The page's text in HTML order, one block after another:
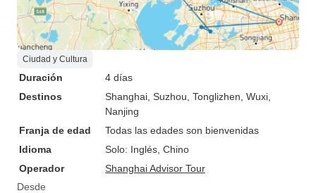
Ciudad y Cultura
Duración
4 días
Destinos
Shanghai , Suzhou , Tonglizhen , Wuxi
Nanjing
Franja de edad
Todas las edades son bienvenidas
Idioma
Solo: Inglés, Chino
Operador
Shanghai Advisor Tour
Desde